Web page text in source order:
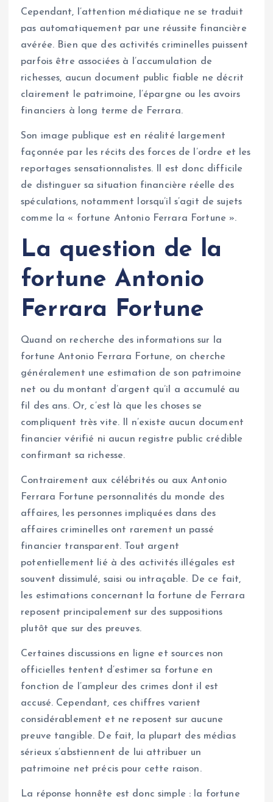
Cependant, l’attention médiatique ne se traduit
pas automatiquement par une réussite financière
avérée. Bien que des activités criminelles puissent
parfois être associées à l’accumulation de
richesses, aucun document public fiable ne décrit
clairement le patrimoine, l’épargne ou les avoirs
financiers à long terme de Ferrara.
Son image publique est en réalité largement
façonnée par les récits des forces de l’ordre et les
reportages sensationnalistes. Il est donc difficile
de distinguer sa situation financière réelle des
spéculations, notamment lorsqu’il s’agit de sujets
comme la « fortune Antonio Ferrara Fortune ».
La question de la
fortune Antonio
Ferrara Fortune
Quand on recherche des informations sur la
fortune Antonio Ferrara Fortune, on cherche
généralement une estimation de son patrimoine
net ou du montant d’argent qu’il a accumulé au
fil des ans. Or, c’est là que les choses se
compliquent très vite. Il n’existe aucun document
financier vérifié ni aucun registre public crédible
confirmant sa richesse.
Contrairement aux célébrités ou aux Antonio
Ferrara Fortune personnalités du monde des
affaires, les personnes impliquées dans des
affaires criminelles ont rarement un passé
financier transparent. Tout argent
potentiellement lié à des activités illégales est
souvent dissimulé, saisi ou intraçable. De ce fait,
les estimations concernant la fortune de Ferrara
reposent principalement sur des suppositions
plutôt que sur des preuves.
Certaines discussions en ligne et sources non
officielles tentent d’estimer sa fortune en
fonction de l’ampleur des crimes dont il est
accusé. Cependant, ces chiffres varient
considérablement et ne reposent sur aucune
preuve tangible. De fait, la plupart des médias
sérieux s’abstiennent de lui attribuer un
patrimoine net précis pour cette raison.
La réponse honnête est donc simple : la fortune